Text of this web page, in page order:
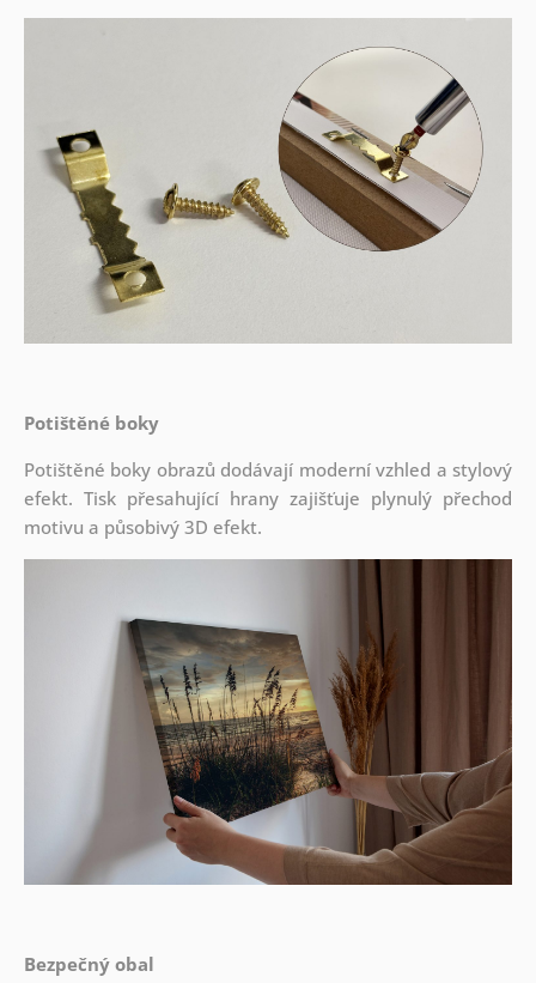
Potištěné boky
Potištěné boky obrazů dodávají moderní vzhled a stylový
efekt. Tisk přesahující hrany zajišťuje plynulý přechod
motivu a působivý 3D efekt.
Bezpečný obal